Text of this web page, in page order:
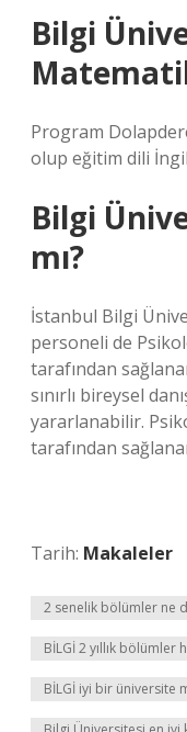
Bilgi
Program
olup eğitim dili
Bilgi
mı?
İstanbul Bilgi
personeli de
tarafından
sınırlı bireysel
yararlanabilir.
tarafından
Tarih: Makaleler
2 senelik bölümler ne
BİLGİ 2 yıllık bölümler
BİLGİ iyi bir üniversite